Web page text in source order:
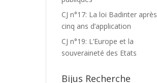
CJ n°17: La loi Badinter après
cinq ans d’application
CJ n°19: L’Europe et la
souveraineté des Etats
Bijus Recherche